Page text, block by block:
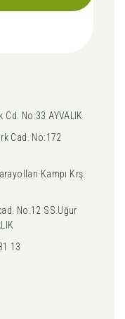
No:33 AYVALIK
Cad. No:172
Kampı Krş.
No.12 SS.Uğur
13